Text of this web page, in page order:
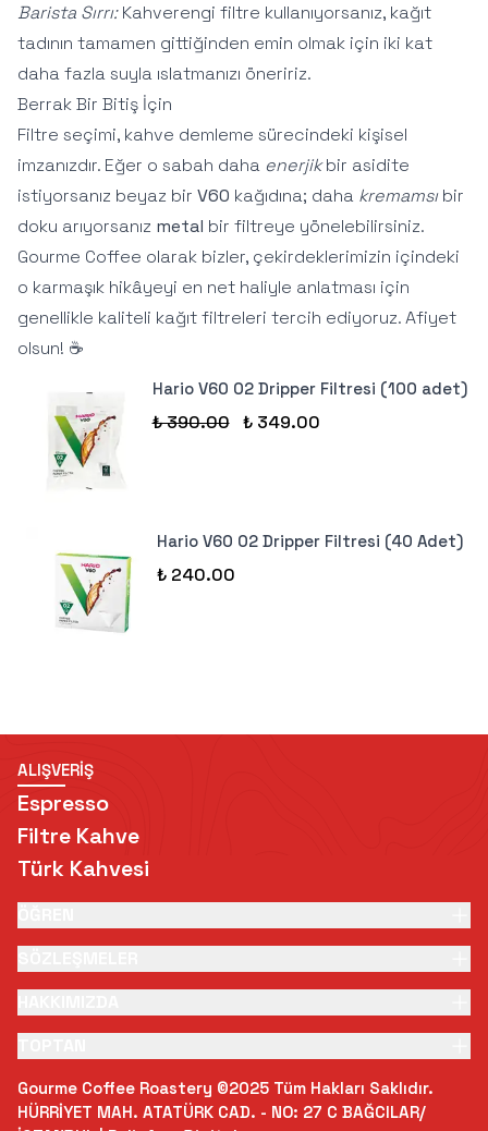
Barista Sırrı:Kahverengi filtre kullanıyorsanız, kağıt
tadının tamamen gittiğinden emin olmak için iki kat
daha fazla suyla ıslatmanızı öneririz.
Berrak Bir Bitiş İçin
Filtre seçimi, kahve demleme sürecindeki kişisel
imzanızdır. Eğer o sabah daha enerjikbir asidite
istiyorsanız beyaz bir V60 kağıdına; daha kremamsıbir
doku arıyorsanız metal bir filtreye yönelebilirsiniz.
Gourme Coffee olarak bizler, çekirdeklerimizin içindeki
o karmaşık hikâyeyi en net haliyle anlatması için
genellikle kaliteli kağıt filtreleri tercih ediyoruz. Afiyet
olsun! ☕
Hario V60 02 Dripper Filtresi (100 adet)
₺ 390.00 ₺ 349.00
Hario V60 02 Dripper Filtresi (40 Adet)
₺ 240.00
ALIŞVERİŞ
Espresso
Filtre Kahve
Türk Kahvesi
Gourme Coffee Roastery ©2025 Tüm Hakları Saklıdır.
HÜRRİYET MAH. ATATÜRK CAD. - NO: 27 C BAĞCILAR/